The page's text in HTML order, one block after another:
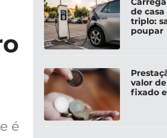
é
de
triplo:
poupar
valor
fixado